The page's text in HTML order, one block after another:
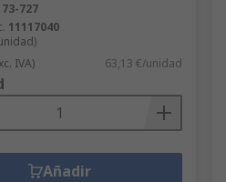
727
11117040
IVA) 63,13 €/unidad
Añadir